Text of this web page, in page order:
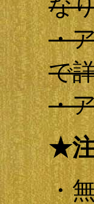
な
・
で
・
★
・